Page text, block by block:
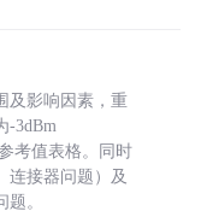
及影响因素，重
-3dBm
考值表格。同时
连接器问题）及
。